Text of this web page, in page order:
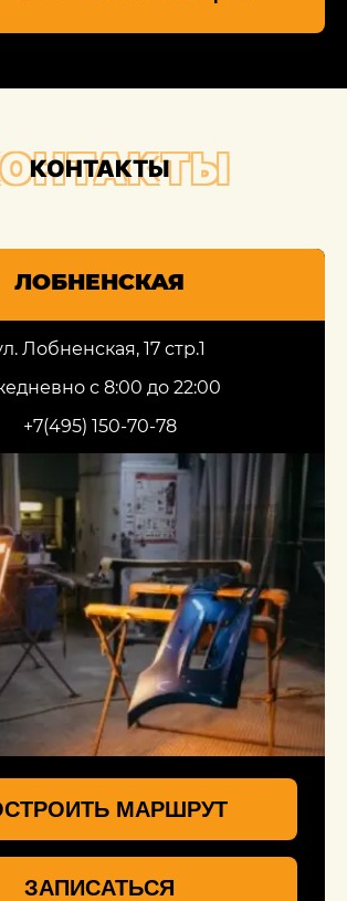
КОНТАКТЫ
ЛОБНЕНСКАЯ
Лобненская, 17 стр.1
с 8:00 до 22:00
+7(495) 150-70-78
МАРШРУТ
ЗАПИСАТЬСЯ